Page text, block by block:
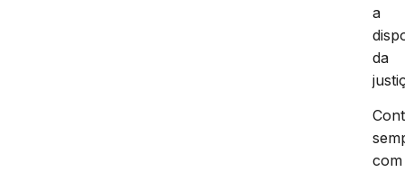
a
da
com